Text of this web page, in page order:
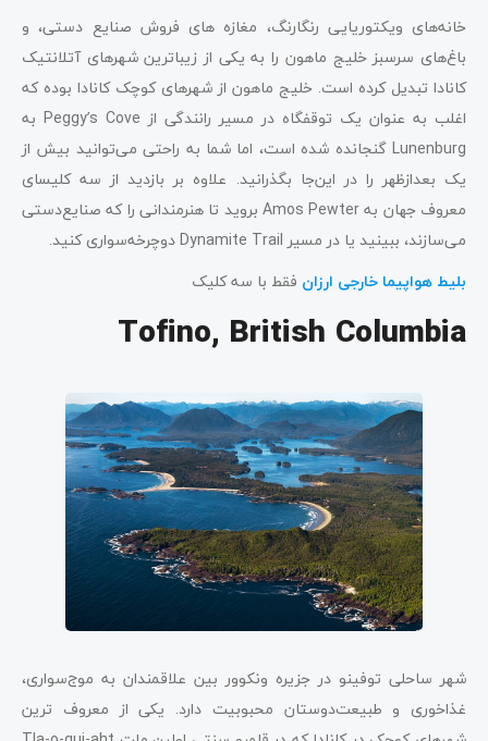
خانه‌های ویکتوریایی رنگارنگ، مغازه های فروش صنایع دستی، و
باغ‌های سرسبز خلیج ماهون را به یکی از زیباترین شهرهای آتلانتیک
کانادا تبدیل کرده است. خلیج ماهون از شهرهای کوچک کانادا بوده که
اغلب به عنوان یک توقفگاه در مسیر رانندگی از Peggy’s Cove به
Lunenburg گنجانده شده است، اما شما به راحتی می‌توانید بیش از
یک بعدازظهر را در این‌جا بگذرانید. علاوه بر بازدید از سه کلیسای
معروف جهان به Amos Pewter بروید تا هنرمندانی را که صنایع‌دستی
می‌سازند، ببینید یا در مسیر Dynamite Trail دوچرخه‌سواری کنید.
بلیط هواپیما خارجی ارزان فقط با سه کلیک
Tofino, British Columbia
شهر ساحلی توفینو در جزیره ونکوور بین علاقمندان به موج‌سواری،
غذاخوری و طبیعت‌دوستان محبوبیت دارد. یکی از معروف ترین